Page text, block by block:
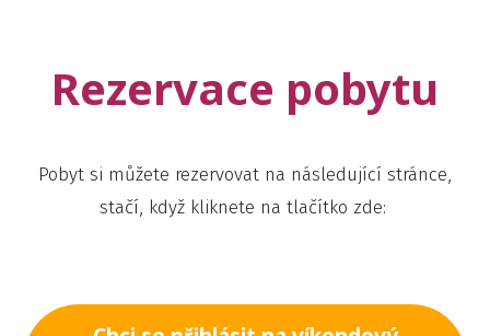
Rezervace pobytu
Pobyt si můžete rezervovat na následující stránce,
stačí, když kliknete na tlačítko zde: